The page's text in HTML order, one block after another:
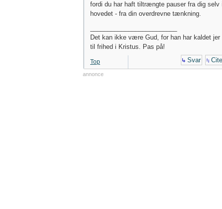
fordi du har haft tiltrængte pauser fra dig selv
hovedet - fra din overdrevne tænkning.
Det kan ikke være Gud, for han har kaldet jer
til frihed i Kristus. Pas på!
Top Svar
annonce